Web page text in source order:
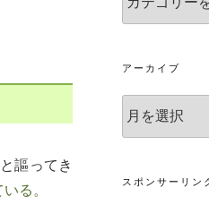
謳ってき
る。
テ
ゴ
ー
アーカイブ
ー
カ
ブ
スポンサーリン